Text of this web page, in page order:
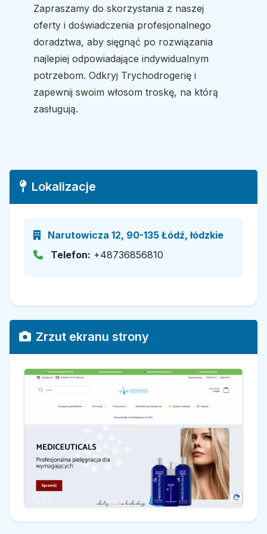
Zapraszamy do skorzystania z naszej
oferty i doświadczenia profesjonalnego
doradztwa, aby sięgnąć po rozwiązania
najlepiej odpowiadające indywidualnym
potrzebom. Odkryj Trychodrogerię i
zapewnij swoim włosom troskę, na którą
zasługują.
Lokalizacje
Narutowicza 12, 90-135 Łódź, łódzkie
Telefon: +48736856810
Zrzut ekranu strony